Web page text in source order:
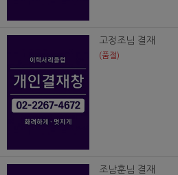
고정조님 결재
(품절)
조남훈님 결재